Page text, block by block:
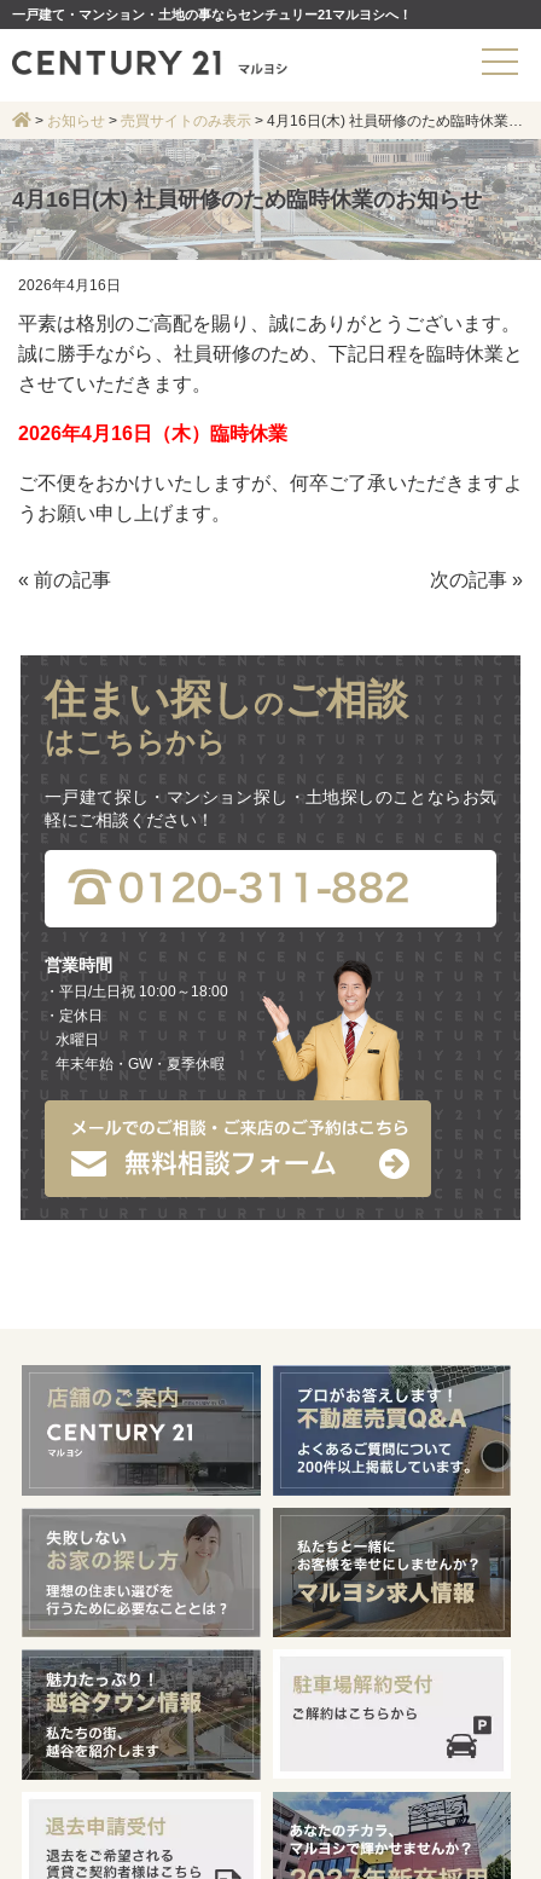
一戸建て・マンション・土地の事ならセンチュリー21マルヨシへ！
> お知らせ >売買サイトのみ表示 >4月16日(木) 社員研修のため臨時休業のお知らせ
4月16日(木) 社員研修のため臨時休業のお知らせ
2026年4月16日
平素は格別のご高配を賜り、誠にありがとうございます。
誠に勝手ながら、社員研修のため、下記日程を臨時休業と
させていただきます。
2026年4月16日（木）臨時休業
ご不便をおかけいたしますが、何卒ご了承いただきますよ
うお願い申し上げます。
« 前の記事 次の記事 »
住まい探し のご相談
はこちらから
一戸建て探し・マンション探し・土地探しのことならお気
軽にご相談ください！
営業時間
・平日/土日祝 10:00～18:00
・定休日
水曜日
年末年始・GW・夏季休暇